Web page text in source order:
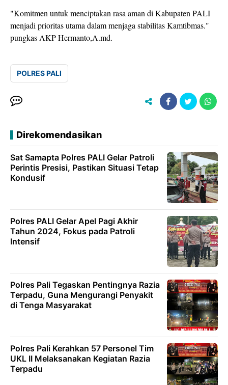
"Komitmen untuk menciptakan rasa aman di Kabupaten PALI
menjadi prioritas utama dalam menjaga stabilitas Kamtibmas."
pungkas AKP Hermanto,A.md.
POLRES PALI
Direkomendasikan
Sat Samapta Polres PALI Gelar Patroli
Perintis Presisi, Pastikan Situasi Tetap
Kondusif
Polres PALI Gelar Apel Pagi Akhir
Tahun 2024, Fokus pada Patroli
Intensif
Polres Pali Tegaskan Pentingnya Razia
Terpadu, Guna Mengurangi Penyakit
di Tenga Masyarakat
Polres Pali Kerahkan 57 Personel Tim
UKL II Melaksanakan Kegiatan Razia
Terpadu